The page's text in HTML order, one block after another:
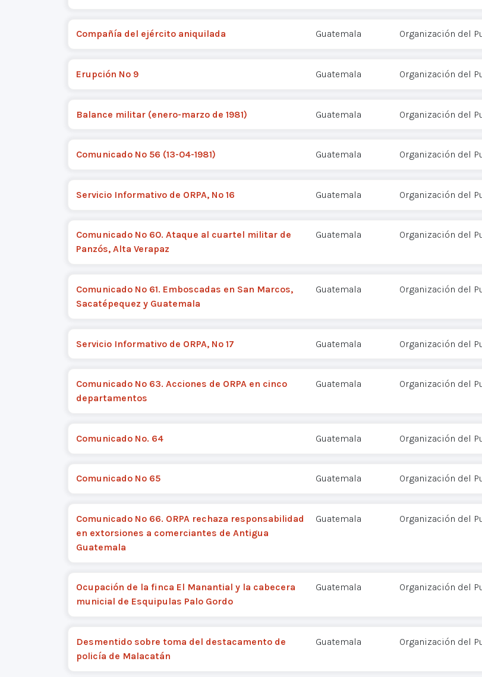
Compañía del ejército aniquilada Guatemala Organización del
Erupción Nº 9 Guatemala Organización del
Balance militar (enero-marzo de 1981) Guatemala Organización del
Comunicado Nº 56 (13-04-1981) Guatemala Organización del
Servicio Informativo de ORPA, Nº 16 Guatemala Organización del
Comunicado Nº 60. Ataque al cuartel militar de
Panzós, Alta Verapaz
Guatemala Organización del
Comunicado Nº 61. Emboscadas en San Marcos,
Sacatépequez y Guatemala
Guatemala Organización del
Servicio Informativo de ORPA, Nº 17 Guatemala Organización del
Comunicado Nº 63. Acciones de ORPA en cinco
departamentos
Guatemala Organización del
Comunicado No. 64 Guatemala Organización del
Comunicado Nº 65 Guatemala Organización del
Comunicado Nº 66. ORPA rechaza responsabilidad
en extorsiones a comerciantes de Antigua
Guatemala
Guatemala Organización del
Ocupación de la finca El Manantial y la cabecera
municial de Esquipulas Palo Gordo
Guatemala Organización del
Desmentido sobre toma del destacamento de
policía de Malacatán
Guatemala Organización del